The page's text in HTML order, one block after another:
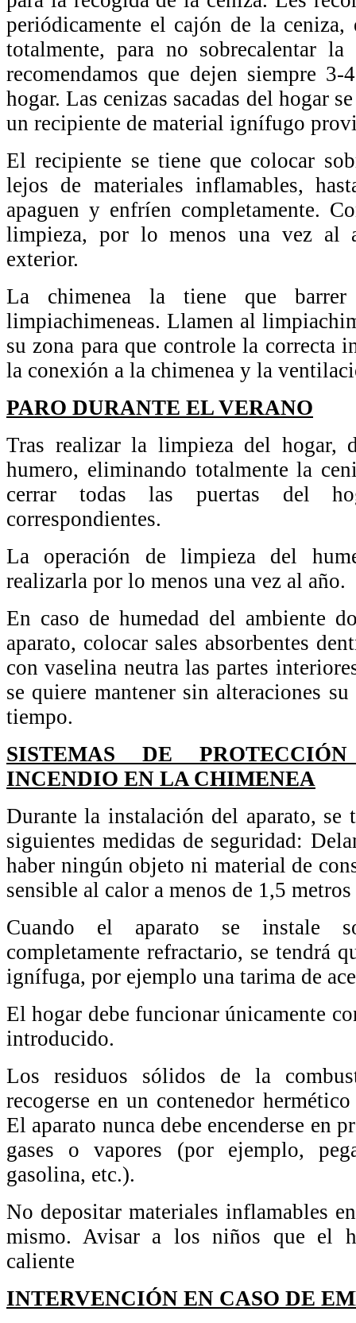
periódicamente el cajón de la
totalmente, para no sobrecalentar
recomendamos que dejen siempre
hogar. Las cenizas sacadas del hogar
un recipiente de material ignífugo
El recipiente se tiene que colocar
lejos de materiales inflamables,
apaguen y enfríen completamente.
limpieza, por lo menos una vez al
exterior.
La chimenea la tiene que
limpiachimeneas. Llamen al
su zona para que controle la correcta
la conexión a la chimenea y la
PARO DURANTE EL VERANO
Tras realizar la limpieza del hogar,
humero, eliminando totalmente la
cerrar todas las puertas del
correspondientes.
La operación de limpieza del
realizarla por lo menos una vez al año.
En caso de humedad del ambiente
aparato, colocar sales absorbentes
con vaselina neutra las partes
se quiere mantener sin alteraciones
tiempo.
SISTEMAS DE
INCENDIO EN LA CHIMENEA
Durante la instalación del aparato, se
siguientes medidas de seguridad:
haber ningún objeto ni material de
sensible al calor a menos de 1,5
Cuando el aparato se instale
completamente refractario, se tendrá
ignífuga, por ejemplo una tarima de
El hogar debe funcionar únicamente
introducido.
Los residuos sólidos de la
recogerse en un contenedor
El aparato nunca debe encenderse en
gases o vapores (por ejemplo,
gasolina, etc.).
No depositar materiales inflamables
mismo. Avisar a los niños que el
caliente
INTERVENCIÓN EN CASO DE